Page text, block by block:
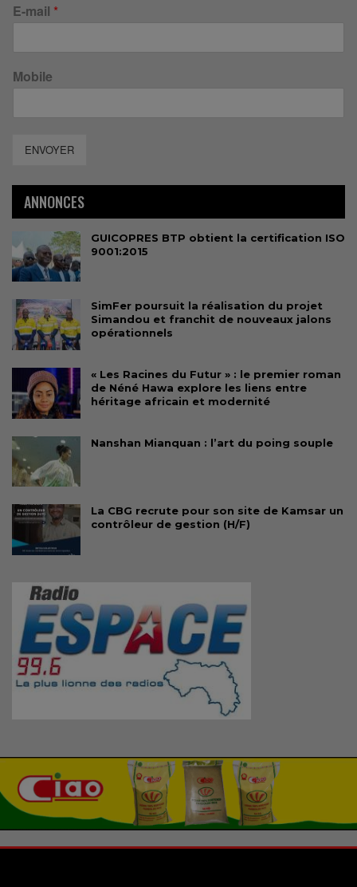
E-mail *
Mobile
ENVOYER
ANNONCES
GUICOPRES BTP obtient la certification ISO
9001:2015
SimFer poursuit la réalisation du projet
Simandou et franchit de nouveaux jalons
opérationnels
« Les Racines du Futur » : le premier roman
de Néné Hawa explore les liens entre
héritage africain et modernité
Nanshan Mianquan : l’art du poing souple
La CBG recrute pour son site de Kamsar un
contrôleur de gestion (H/F)